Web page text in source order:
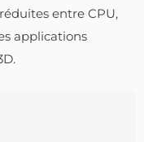
entre CPU,
applications